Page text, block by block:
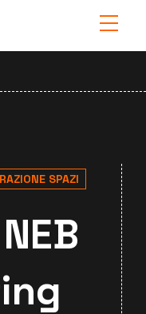
SPAZI